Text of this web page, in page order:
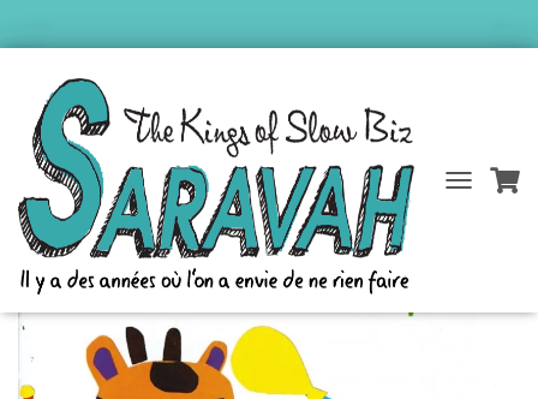
E
Accueil/ Catalogue Saravah / Dragibus/ Barbapoux